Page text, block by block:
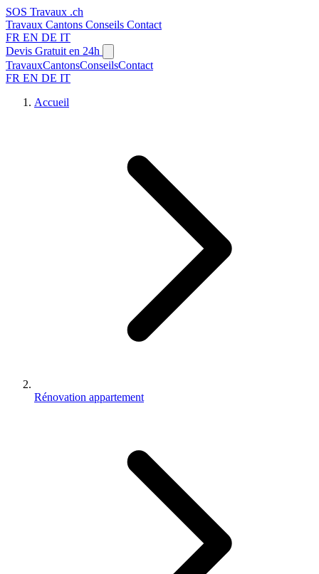
SOS Travaux .ch
Travaux Cantons Conseils Contact
FR EN DE IT
Devis Gratuit en 24h
TravauxCantonsConseilsContact
FR EN DE IT
Accueil
Rénovation appartement